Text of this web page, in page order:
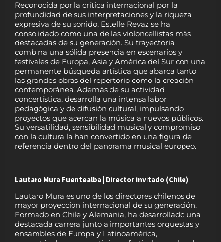
Reconocida por la crítica internacional por la
profundidad de sus interpretaciones y la riqueza
expresiva de su sonido, Estelle Revaz se ha
consolidado como una de las violoncellistas más
destacadas de su generación. Su trayectoria
combina una sólida presencia en escenarios y
festivales de Europa, Asia y América del Sur con una
permanente búsqueda artística que abarca tanto
las grandes obras del repertorio como la creación
contemporánea. Además de su actividad
concertística, desarrolla una intensa labor
pedagógica y de difusión cultural, impulsando
proyectos que acercan la música a nuevos públicos.
Su versatilidad, sensibilidad musical y compromiso
con la cultura la han convertido en una figura de
referencia dentro del panorama musical europeo.
Lautaro Mura Fuentealba | Director invitado (Chile)
Lautaro Mura es uno de los directores chilenos de
mayor proyección internacional de su generación.
Formado en Chile y Alemania, ha desarrollado una
destacada carrera junto a importantes orquestas y
ensambles de Europa y Latinoamérica,